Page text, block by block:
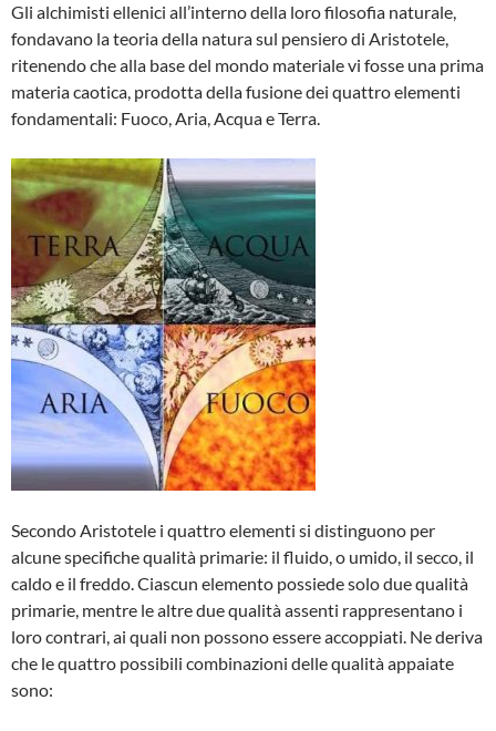
Gli alchimisti ellenici all’interno della loro filosofia naturale,
fondavano la teoria della natura sul pensiero di Aristotele,
ritenendo che alla base del mondo materiale vi fosse una prima
materia caotica, prodotta della fusione dei quattro elementi
fondamentali: Fuoco, Aria, Acqua e Terra.
Secondo Aristotele i quattro elementi si distinguono per
alcune specifiche qualità primarie: il fluido, o umido, il secco, il
caldo e il freddo. Ciascun elemento possiede solo due qualità
primarie, mentre le altre due qualità assenti rappresentano i
loro contrari, ai quali non possono essere accoppiati. Ne deriva
che le quattro possibili combinazioni delle qualità appaiate
sono: